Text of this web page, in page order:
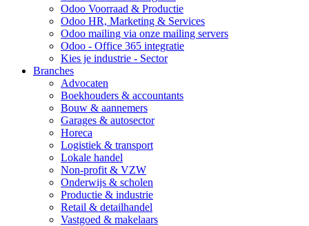
Odoo Voorraad & Productie
Odoo HR, Marketing & Services
Odoo mailing via onze mailing servers
Odoo - Office 365 integratie
Kies je industrie - Sector
Branches
Advocaten
Boekhouders & accountants
Bouw & aannemers
Garages & autosector
Horeca
Logistiek & transport
Lokale handel
Non-profit & VZW
Onderwijs & scholen
Productie & industrie
Retail & detailhandel
Vastgoed & makelaars